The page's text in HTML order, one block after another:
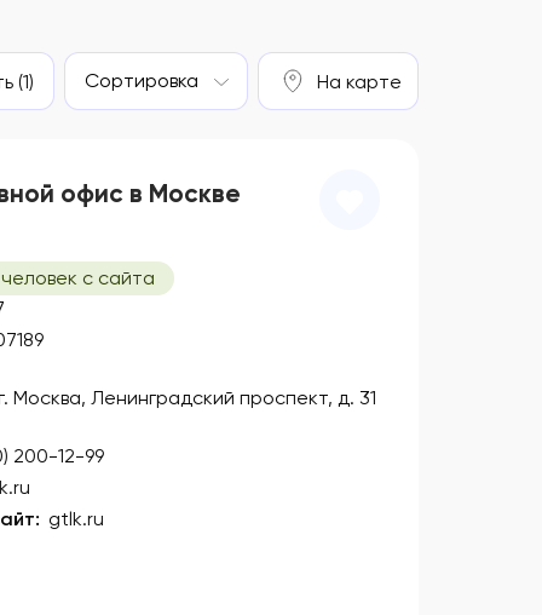
(1) Сортировка На карте
офис в Москве
с сайта
Москва, Ленинградский проспект, д. 31
200-12-99
gtlk.ru